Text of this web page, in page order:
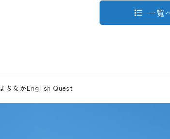
一覧
まちなかEnglish Quest